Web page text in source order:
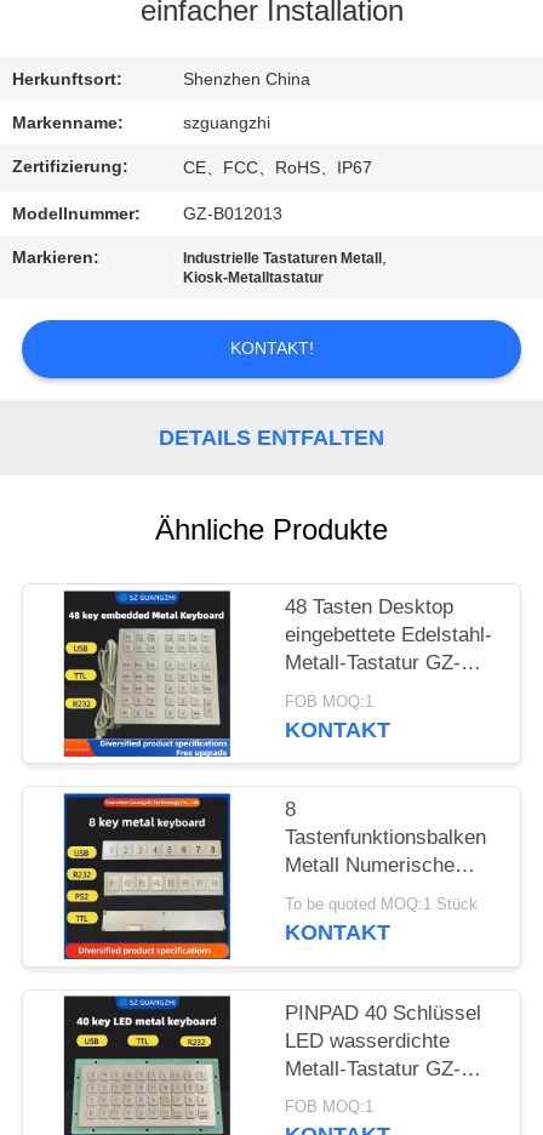
SIE
MIT
UNS
IN
VERBINDUNG
FORDERN
SIE
PRIVACY
POLICY
einfacher Installation
Herkunftsort: Shenzhen China
Markenname: szguangzhi
Zertifizierung: CE、FCC、RoHS、IP67
Modellnummer: GZ-B012013
Markieren: Industrielle Tastaturen Metall ,
Kiosk-Metalltastatur
KONTAKT!
DETAILS ENTFALTEN
Ähnliche Produkte
48 Tasten Desktop
eingebettete Edelstahl-
Metall-Tastatur GZ-
B035013 USB-
Schnittstelle
FOB MOQ:1
KONTAKT
8
Tastenfunktionsbalken
Metall Numerische
Tastatur Edelstahl 304
Seiten-Tastatur-Pinpad
To be quoted MOQ:1 Stück
KONTAKT
PINPAD 40 Schlüssel
LED wasserdichte
Metall-Tastatur GZ-
C001055 R232
Schnittstelle
FOB MOQ:1